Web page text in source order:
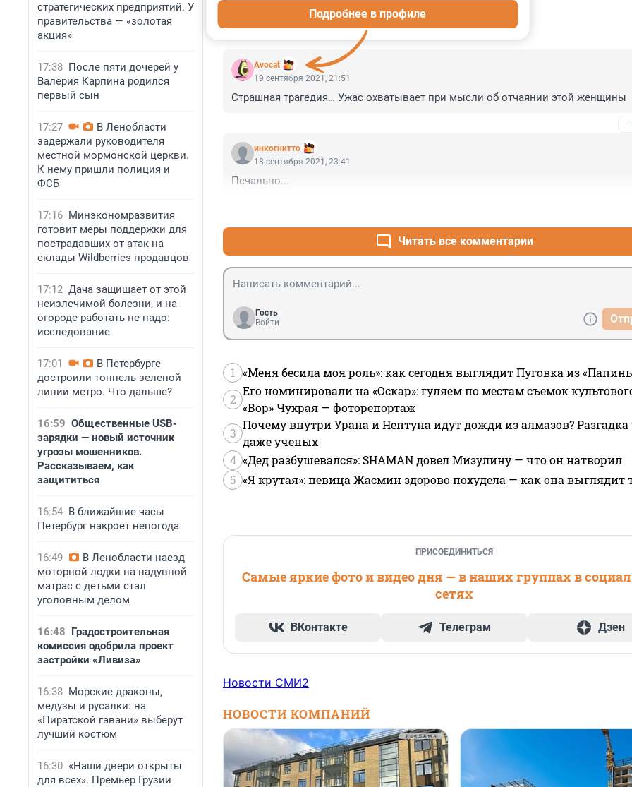
стратегических предприятий. У
правительства — «золотая
акция»
17:38 После пяти дочерей у
Валерия Карпина родился
первый сын
17:27
В Ленобласти
задержали руководителя
местной мормонской церкви.
К нему пришли полиция и
ФСБ
17:16 Минэкономразвития
готовит меры поддержки для
пострадавших от атак на
склады Wildberries продавцов
17:12 Дача защищает от этой
неизлечимой болезни, и на
огороде работать не надо:
исследование
17:01
В Петербурге
достроили тоннель зеленой
линии метро. Что дальше?
16:59 Общественные USB-
зарядки — новый источник
угрозы мошенников.
Рассказываем, как
защититься
16:54 В ближайшие часы
Петербург накроет непогода
16:49
В Ленобласти наезд
моторной лодки на надувной
матрас с детьми стал
уголовным делом
16:48 Градостроительная
комиссия одобрила проект
застройки «Ливиза»
16:38 Морские драконы,
медузы и русалки: на
«Пиратской гавани» выберут
лучший костюм
16:30 «Наши двери открыты
для всех». Премьер Грузии
КОММЕНТАРИИ 8
Avocat
Подробнее в профиле
19 сентября 2021, 21:51
Страшная трагедия… Ужас охватывает при мысли об отчаянии этой женщины
инкогнитто
18 сентября 2021, 23:41
Печально...
Читать все комментарии
Гость
Войти
1 «Меня бесила моя роль»: как сегодня выглядит Пуговка из
2
Его номинировали на «Оскар»: гуляем по местам съемок
«Вор» Чухрая — фоторепортаж
3
Почему внутри Урана и Нептуна идут дожди из алмазов?
даже ученых
4 «Дед разбушевался»: SHAMAN довел Мизулину — что он натворил
5 «Я крутая»: певица Жасмин здорово похудела — как она выглядит
ПРИСОЕДИНИТЬСЯ
Самые яркие фото и видео дня — в наших группах в
сетях
ВКонтакте Телеграм Дзен
Новости СМИ2
НОВОСТИ КОМПАНИЙ